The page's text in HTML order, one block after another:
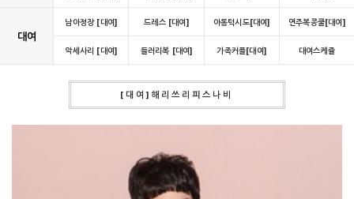
대여
남아정장 [대여] 드레스 [대여] 아동턱시도[대여] 연주복콩쿨[대여]
악세사리 [대여] 들러리복 [대여] 가족커플[대여] 대여스케쥴
[대여]해리쓰리피스나비